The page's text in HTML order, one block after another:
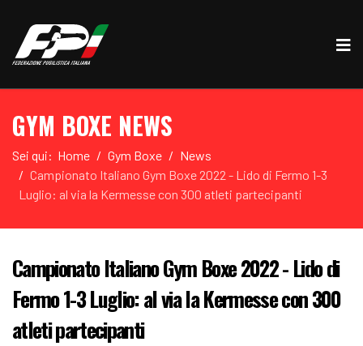
GYM BOXE NEWS
Sei qui: Home Gym Boxe
News
Campionato Italiano Gym Boxe 2022 - Lido di Fermo 1-3
Luglio: al via la Kermesse con 300 atleti partecipanti
Campionato Italiano Gym Boxe 2022 - Lido di
Fermo 1-3 Luglio: al via la Kermesse con 300
atleti partecipanti